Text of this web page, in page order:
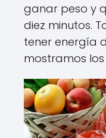
ganar peso y
diez minutos.
tener energía
mostramos